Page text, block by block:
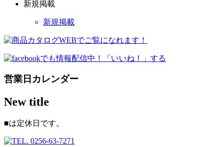
新規掲載
新規掲載
営業日カレンダー
New title
■は定休日です。